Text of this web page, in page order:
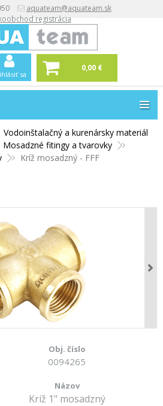
aquateam@aquateam.sk
registrácia
sa
0,00 €
Vodoinštalačný a kurenársky materiál
Mosadzné fitingy a tvarovky
Kríž mosadzný - FFF
0094265
Kríž 1" mosadzný